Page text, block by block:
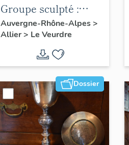
Groupe sculpté :
Education de la
Vierge
Auvergne-Rhône-Alpes>
Allier> Le Veurdre
Dossier